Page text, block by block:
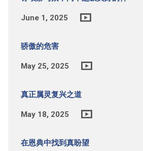
June 1, 2025
骄傲的危害
May 25, 2025
真正属灵复兴之道
May 18, 2025
在恩典中找到真盼望